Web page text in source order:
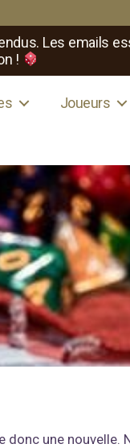
Les emails
!
Joueurs
une nouvelle.